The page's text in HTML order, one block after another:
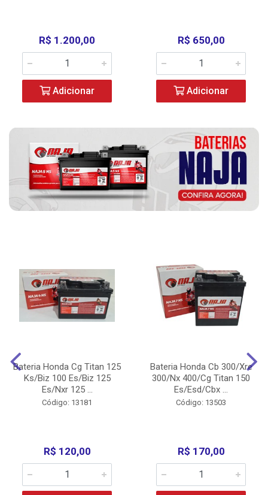
R$ 1.200,00
Adicionar
R$ 650,00
Adicionar
Bateria Honda Cg Titan 125
Ks/Biz 100 Es/Biz 125
Es/Nxr 125 ...
Código: 13181
R$ 120,00
Bateria Honda Cb 300/Xre
300/Nx 400/Cg Titan 150
Es/Esd/Cbx ...
Código: 13503
R$ 170,00